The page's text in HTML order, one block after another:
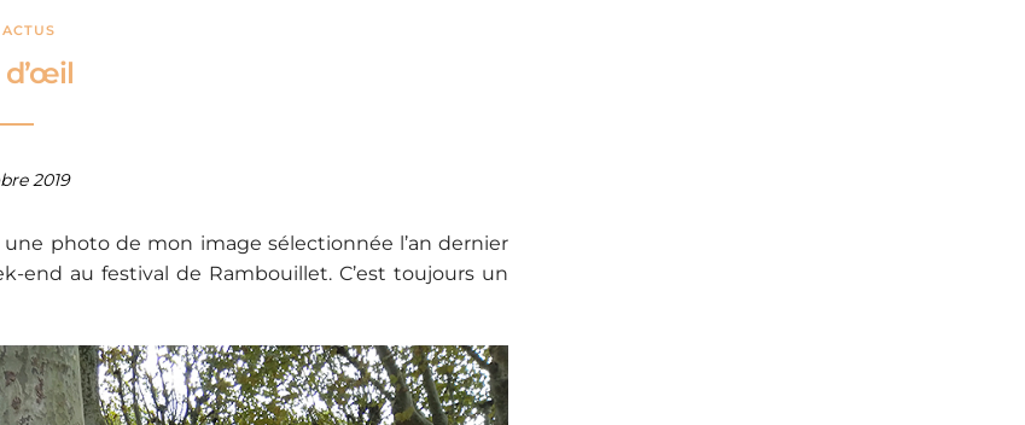
d’œil
2019
photo de mon image sélectionnée l’an dernier
end au festival de Rambouillet. C’est toujours un